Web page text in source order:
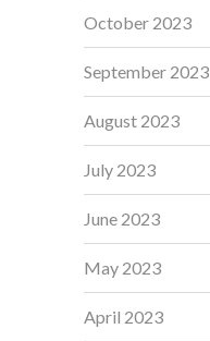
October 2023
September 2023
August 2023
July 2023
June 2023
May 2023
April 2023